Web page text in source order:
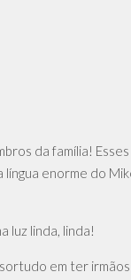
da família!
língua enorme do
luz linda, linda!
em ter